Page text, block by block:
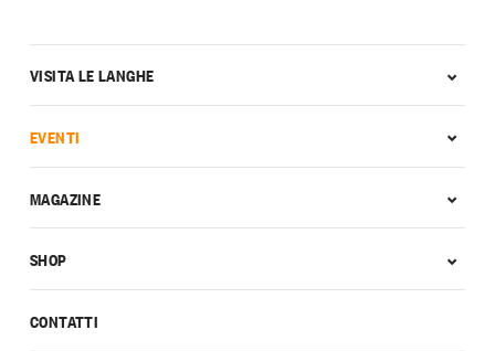
CONTATTI
VISITA LE LANGHE
EVENTI
MAGAZINE
SHOP